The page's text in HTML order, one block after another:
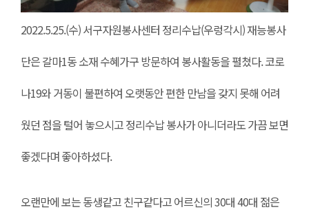
2022.5.25.(수) 서구자원봉사센터 정리수납(우렁각시) 재능봉사
단은 갈마1동 소재 수혜가구 방문하여 봉사활동을 펼쳤다. 코로
나19와 거동이 불편하여 오랫동안 편한 만남을 갖지 못해 어려
웠던 점을 털어 놓으시고 정리수납 봉사가 아니더라도 가끔 보면
좋겠다며 좋아하셨다.
오랜만에 보는 동생같고 친구같다고 어르신의 30대 40대 젊은